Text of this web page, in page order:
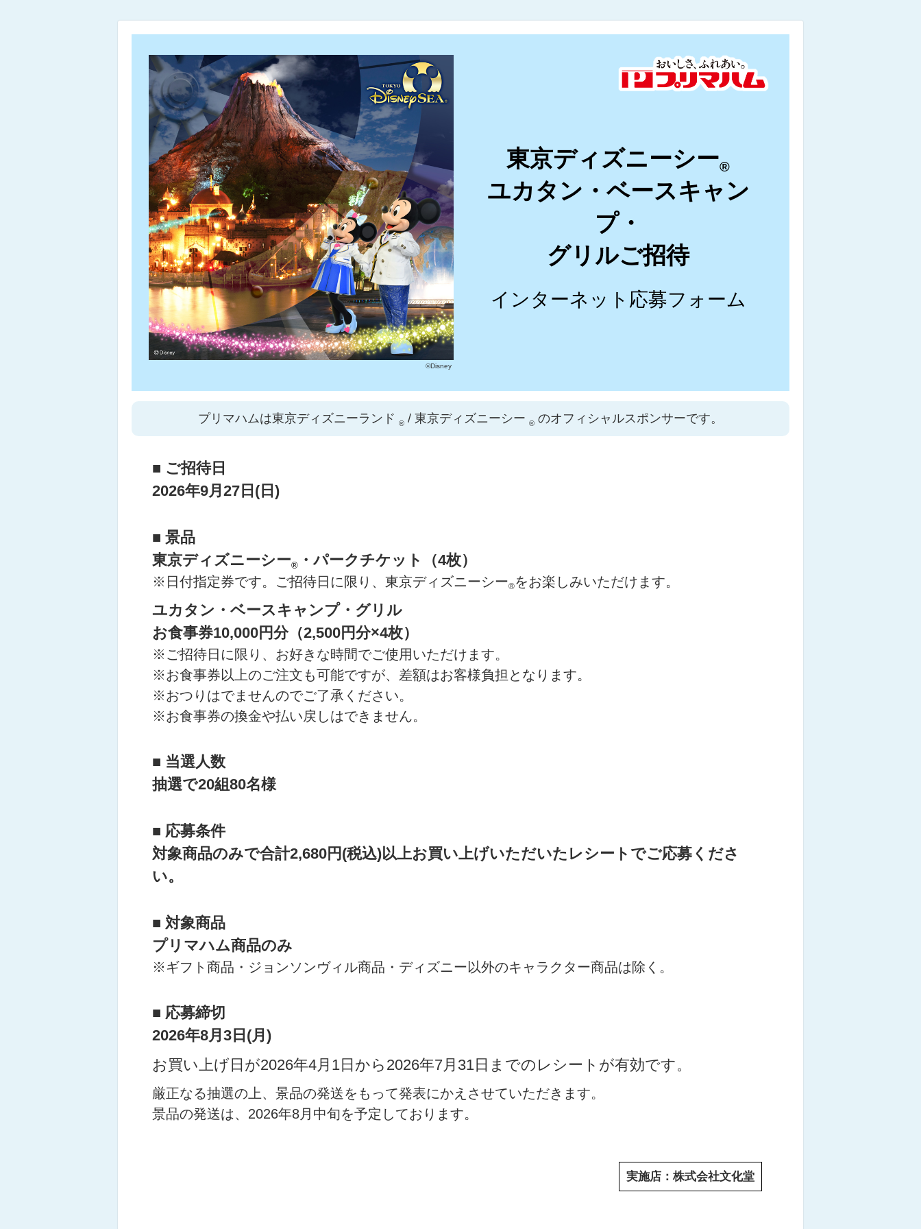
©Disney
東京ディズニーシー®
ユカタン・ ベースキャン
プ・
グリルご招待
インターネット応募フォーム
プリマハムは東京ディズニーランド ® / 東京ディズニーシー ® のオフィシャルスポンサーです。
■ ご招待日
2026年9月27日(日)
■ 景品
東京ディズニーシー® ・パークチケット（4枚）
※日付指定券です。ご招待日に限り、東京ディズニーシー®をお楽しみいただけます。
ユカタン・ベースキャンプ・グリル
お食事券10,000円分（2,500円分×4枚）
※ご招待日に限り、お好きな時間でご使用いただけます。
※お食事券以上のご注文も可能ですが、差額はお客様負担となります。
※おつりはでませんのでご了承ください。
※お食事券の換金や払い戻しはできません。
■ 当選人数
抽選で20組80名様
■ 応募条件
対象商品のみで合計2,680円(税込)以上お買い上げいただいたレシートでご応募くださ
い。
■ 対象商品
プリマハム商品のみ
※ギフト商品・ジョンソンヴィル商品・ディズニー以外のキャラクター商品は除く。
■ 応募締切
2026年8月3日(月)
お買い上げ日が2026年4月1日から2026年7月31日 までのレシートが有効です。
厳正なる抽選の上、景品の発送をもって発表にかえさせていただきます。
景品の発送は、 2026年8月中旬を予定しております。
実施店： 株式会社文化堂